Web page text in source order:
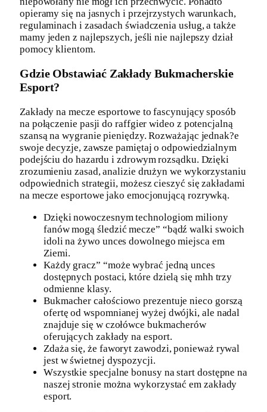
opieramy się na jasnych i przejrzystych warunkach,
regulaminach i zasadach świadczenia usług, a także
mamy jeden z najlepszych, jeśli nie najlepszy dział
pomocy klientom.
Gdzie Obstawiać Zakłady Bukmacherskie
Esport?
Zakłady na mecze esportowe to fascynujący sposób
na połączenie pasji do raffgier wideo z potencjalną
szansą na wygranie pieniędzy. Rozważając jednak?e
swoje decyzje, zawsze pamiętaj o odpowiedzialnym
podejściu do hazardu i zdrowym rozsądku. Dzięki
zrozumieniu zasad, analizie drużyn we wykorzystaniu
odpowiednich strategii, możesz cieszyć się zakładami
na mecze esportowe jako emocjonującą rozrywką.
Dzięki nowoczesnym technologiom miliony
fanów mogą śledzić mecze” “bądź walki swoich
idoli na żywo unces dowolnego miejsca em
Ziemi.
Każdy gracz” “może wybrać jedną unces
dostępnych postaci, które dzielą się mhh trzy
odmienne klasy.
Bukmacher całościowo prezentuje nieco gorszą
ofertę od wspomnianej wyżej dwójki, ale nadal
znajduje się w czołówce bukmacherów
oferujących zakłady na esport.
Zdaża się, że faworyt zawodzi, ponieważ rywal
jest w świetnej dyspozycji.
Wszystkie specjalne bonusy na start dostępne na
naszej stronie można wykorzystać em zakłady
esport.